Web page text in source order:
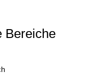
Bereiche